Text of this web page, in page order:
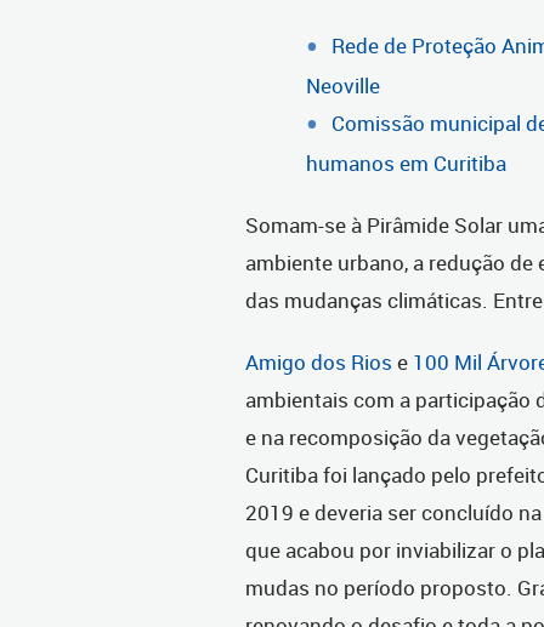
Rede de Proteção
Neoville
Comissão municipal
humanos em Curitiba
Somam-se à Pirâmide Solar
ambiente urbano, a redução
das mudanças climáticas.
Amigo dos Rios e 100 Mil
ambientais com a participação
e na recomposição da
Curitiba foi lançado pelo
2019 e deveria ser concluído
que acabou por inviabilizar o
mudas no período proposto.